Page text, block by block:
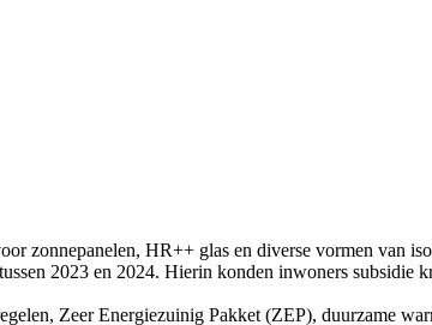
zonnepanelen, HR++ glas en diverse vormen van
2023 en 2024. Hierin konden inwoners subsidie
Zeer Energiezuinig Pakket (ZEP), duurzame